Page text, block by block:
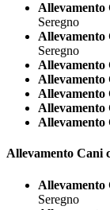
Allevamento
Seregno
Allevamento
Seregno
Allevamento
Allevamento
Allevamento
Allevamento
Allevamento
Allevamento Cani
Allevamento
Seregno